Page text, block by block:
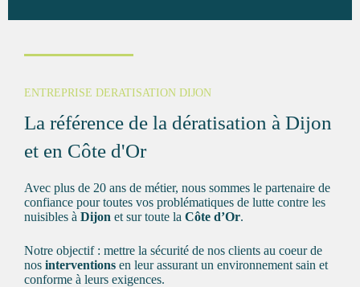
ENTREPRISE DERATISATION DIJON
La référence de la dératisation à Dijon
et en Côte d'Or
Avec plus de 20 ans de métier, nous sommes le partenaire de
confiance pour toutes vos problématiques de lutte contre les
nuisibles à Dijon et sur toute la Côte d’Or.
Notre objectif : mettre la sécurité de nos clients au coeur de
nos interventions en leur assurant un environnement sain et
conforme à leurs exigences.